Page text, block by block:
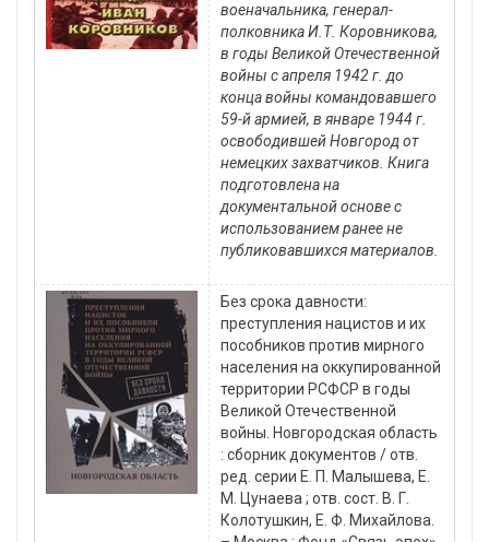
военачальника, генерал-
полковника И.Т. Коровникова,
в годы Великой Отечественной
войны с апреля 1942 г. до
конца войны командовавшего
59-й армией, в январе 1944 г.
освободившей Новгород от
немецких захватчиков. Книга
подготовлена на
документальной основе с
использованием ранее не
публиковавшихся материалов.
Без срока давности:
преступления нацистов и их
пособников против мирного
населения на оккупированной
территории РСФСР в годы
Великой Отечественной
войны. Новгородская область
: сборник документов / отв.
ред. серии Е. П. Малышева, Е.
М. Цунаева ; отв. сост. В. Г.
Колотушкин, Е. Ф. Михайлова.